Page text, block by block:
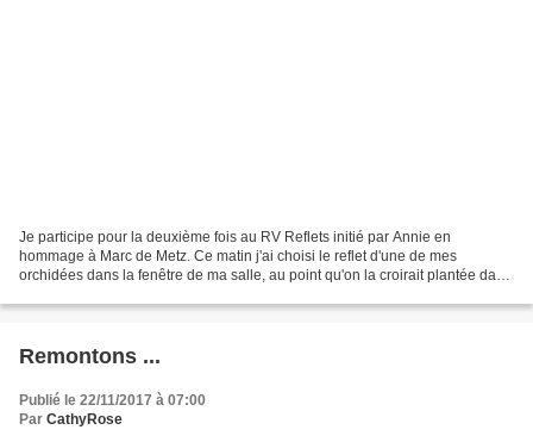
Je participe pour la deuxième fois au RV Reflets initié par Annie en
hommage à Marc de Metz. Ce matin j'ai choisi le reflet d'une de mes
orchidées dans la fenêtre de ma salle, au point qu'on la croirait plantée dans
Remontons ...
Publié le 22/11/2017 à 07:00
Par CathyRose